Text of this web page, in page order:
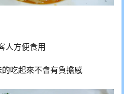
人方便食用
吃起來不會有負擔感